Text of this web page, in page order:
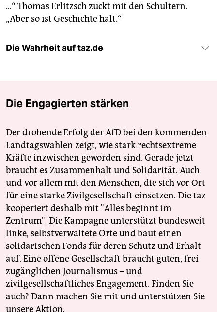
…“ Thomas Erlitzsch zuckt mit den Schultern.
„Aber so ist Geschichte halt.“
Die Wahrheit auf taz.de
Die Engagierten stärken
Der drohende Erfolg der AfD bei den kommenden
Landtagswahlen zeigt, wie stark rechtsextreme
Kräfte inzwischen geworden sind. Gerade jetzt
braucht es Zusammenhalt und Solidarität. Auch
und vor allem mit den Menschen, die sich vor Ort
für eine starke Zivilgesellschaft einsetzen. Die taz
kooperiert deshalb mit "Alles beginnt im
Zentrum". Die Kampagne unterstützt bundesweit
linke, selbstverwaltete Orte und baut einen
solidarischen Fonds für deren Schutz und Erhalt
auf. Eine offene Gesellschaft braucht guten, frei
zugänglichen Journalismus – und
zivilgesellschaftliches Engagement. Finden Sie
auch? Dann machen Sie mit und unterstützen Sie
unsere Aktion.